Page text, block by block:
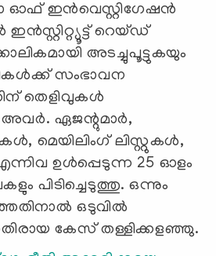
ഇൻവെസ്റ്റിഗേഷൻ
റെയ്ഡ്
അടച്ചുപൂട്ടുകയും
സംഭാവന
തെളിവുകൾ
ഏജന്റുമാർ,
മെയിലിംഗ് ലിസ്റ്റുകൾ,
ഉൾപ്പെടുന്ന 25 ഓളം
പിടിച്ചെടുത്തു. ഒന്നും
ഒടുവിൽ
കേസ് തള്ളിക്കളഞ്ഞു.